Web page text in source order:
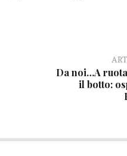
Da noi…A
il botto: